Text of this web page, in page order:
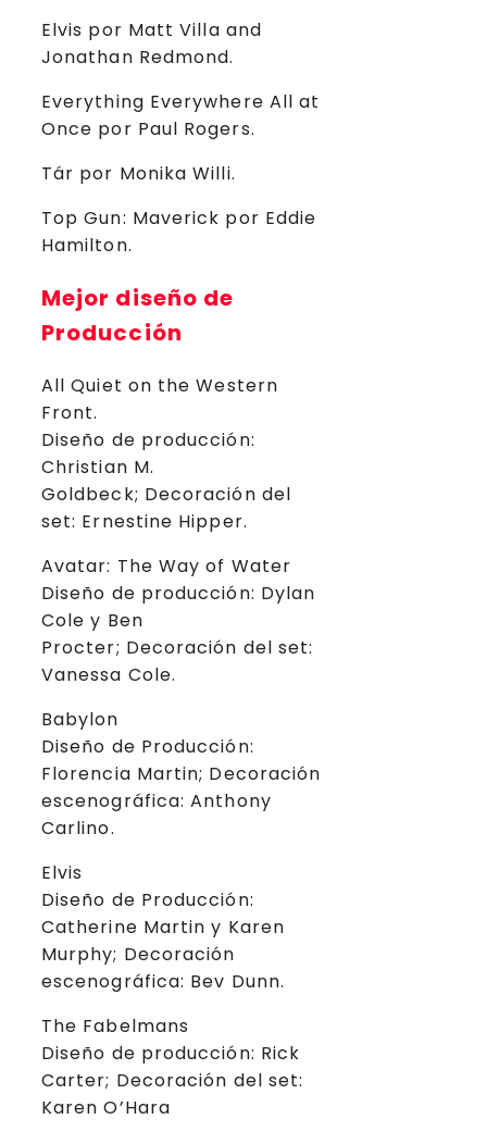
Elvis por Matt Villa and
Jonathan Redmond.
Everything Everywhere All at
Once por Paul Rogers.
Tár por Monika Willi.
Top Gun: Maverick por Eddie
Hamilton.
Mejor diseño de
Producción
All Quiet on the Western
Front.
Diseño de producción:
Christian M.
Goldbeck; Decoración del
set: Ernestine Hipper.
Avatar: The Way of Water
Diseño de producción: Dylan
Cole y Ben
Procter; Decoración del set:
Vanessa Cole.
Babylon
Diseño de Producción:
Florencia Martin; Decoración
escenográfica: Anthony
Carlino.
Elvis
Diseño de Producción:
Catherine Martin y Karen
Murphy; Decoración
escenográfica: Bev Dunn.
The Fabelmans
Diseño de producción: Rick
Carter; Decoración del set:
Karen O’Hara